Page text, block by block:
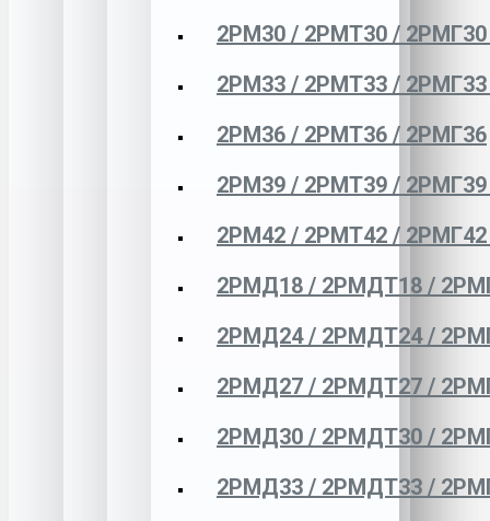
2РМ30 / 2РМТ30 /
2РМ33 / 2РМТ33 /
2РМ36 / 2РМТ36 / 2РМГ36
2РМ39 / 2РМТ39 /
2РМ42 / 2РМТ42 /
2РМД18 / 2РМДТ18 /
2РМД24 / 2РМДТ24 /
2РМД27 / 2РМДТ27 /
2РМД30 / 2РМДТ30 /
2РМД33 / 2РМДТ33 /